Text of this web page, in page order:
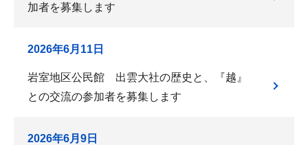
加者を募集します
2026年6月11日
岩室地区公民館 出雲大社の歴史と、『越』
との交流の参加者を募集します
2026年6月9日